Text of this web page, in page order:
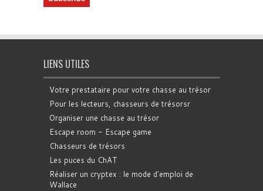
LIENS UTILES
Votre prestataire pour votre chasse au trésor
Pour les lecteurs, chasseurs de trésorsr
Organiser une chasse au trésor
Escape room - Escape game
Chasseurs de trésors
Les puces du ChAT
Réaliser un cryptex : le mode d'emploi de
Wallace